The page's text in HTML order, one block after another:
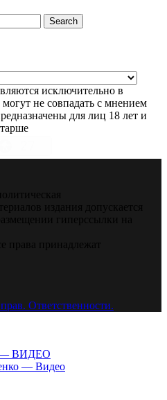
Search
исключительно в
не совпадать с мнением
для лиц 18 лет и
издания допускается
гиперссылки на
права принадлежат
Ответственности.
— ВИДЕО
— Видео